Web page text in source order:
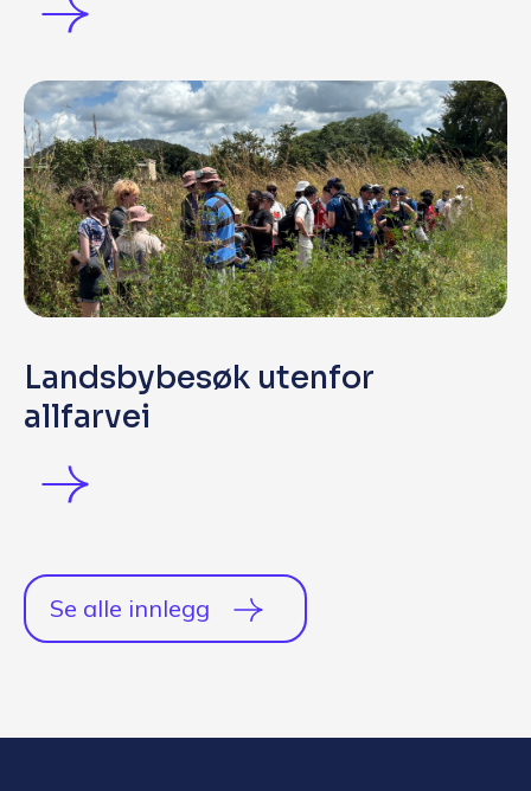
Landsbybesøk utenfor
allfarvei
Se alle innlegg